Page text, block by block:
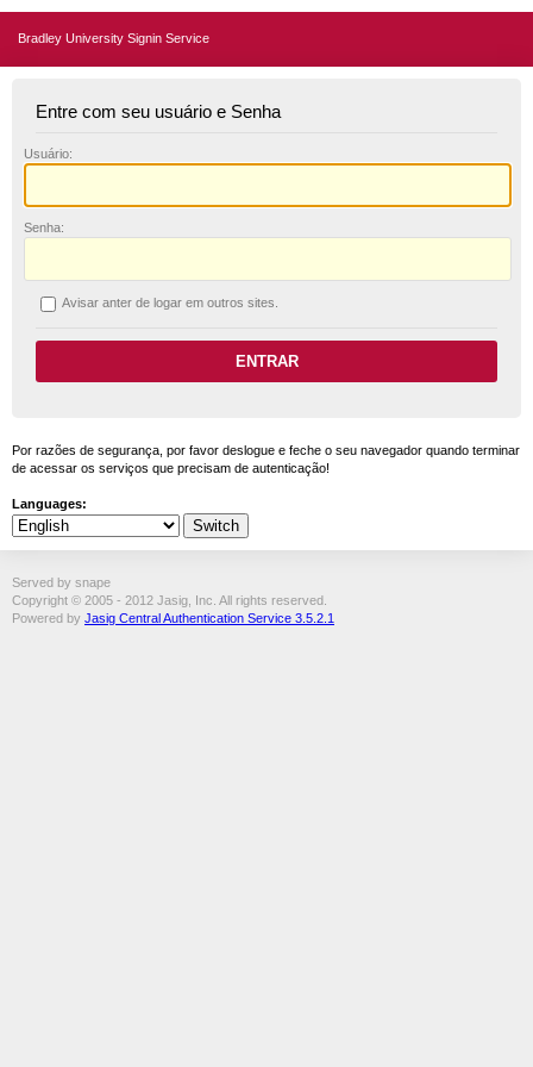
Bradley University Signin Service
Entre com seu usuário e Senha
Usuário:
Senha:
Avisar anter de logar em outros sites.
Por razões de segurança, por favor deslogue e feche o seu navegador quando terminar
de acessar os serviços que precisam de autenticação!
Languages:
Served by snape
Copyright © 2005 - 2012 Jasig, Inc. All rights reserved.
Powered by Jasig Central Authentication Service 3.5.2.1